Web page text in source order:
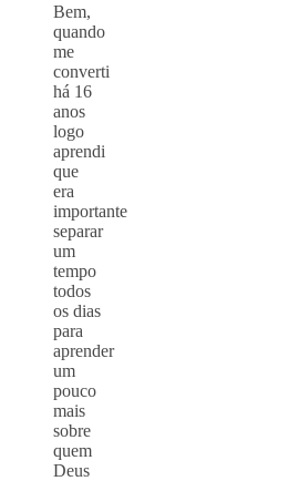
Bem,
quando
me
converti
há 16
anos
logo
aprendi
que
era
importante
separar
um
tempo
todos
os dias
para
aprender
um
pouco
mais
sobre
quem
Deus